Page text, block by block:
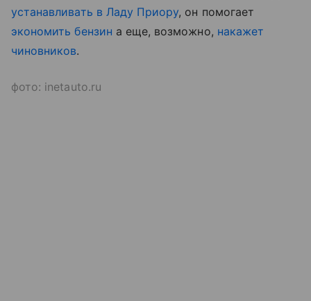
устанавливать в Ладу Приору, он помогает
экономить бензин а еще, возможно, накажет
чиновников.
фото: inetauto.ru